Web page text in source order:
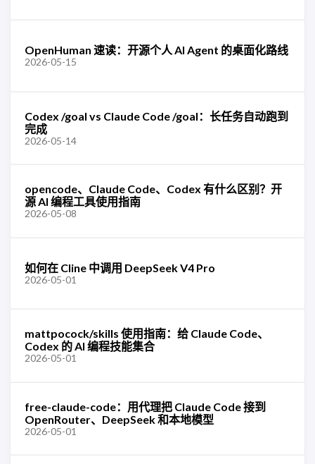
OpenHuman 速读：开源个人 AI Agent 的桌面化路线
2026-05-15
Codex /goal vs Claude Code /goal：长任务自动跑到
完成
2026-05-14
opencode、Claude Code、Codex 有什么区别？开
源 AI 编程工具使用指南
2026-05-08
如何在 Cline 中调用 DeepSeek V4 Pro
2026-05-01
mattpocock/skills 使用指南：给 Claude Code、
Codex 的 AI 编程技能集合
2026-05-01
free-claude-code：用代理把 Claude Code 接到
OpenRouter、DeepSeek 和本地模型
2026-05-01